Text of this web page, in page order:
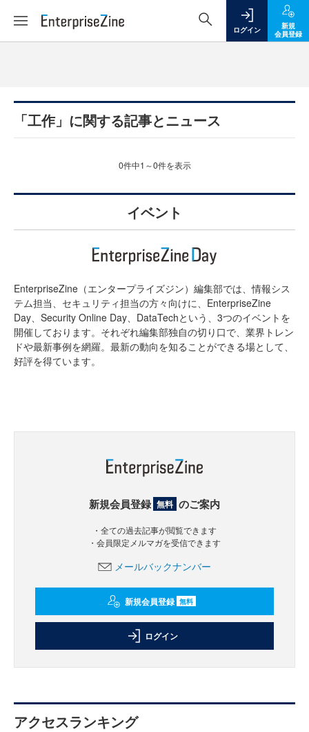
ログイン
新規
会員登録
「工作」に関する記事とニュース
0件中1～0件を表示
イベント
EnterpriseZine（エンタープライズジン）編集部では、情報シス
テム担当、セキュリティ担当の方々向けに、EnterpriseZine
Day、Security Online Day、DataTechという、3つのイベントを
開催しております。それぞれ編集部独自の切り口で、業界トレン
ドや最新事例を網羅。最新の動向を知ることができる場として、
好評を得ています。
新規会員登録 無料 のご案内
・全ての過去記事が閲覧できます
・会員限定メルマガを受信できます
メールバックナンバー
新規会員登録 無料
ログイン
アクセスランキング